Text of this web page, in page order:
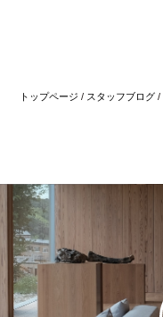
トップページ / スタッフブログ /